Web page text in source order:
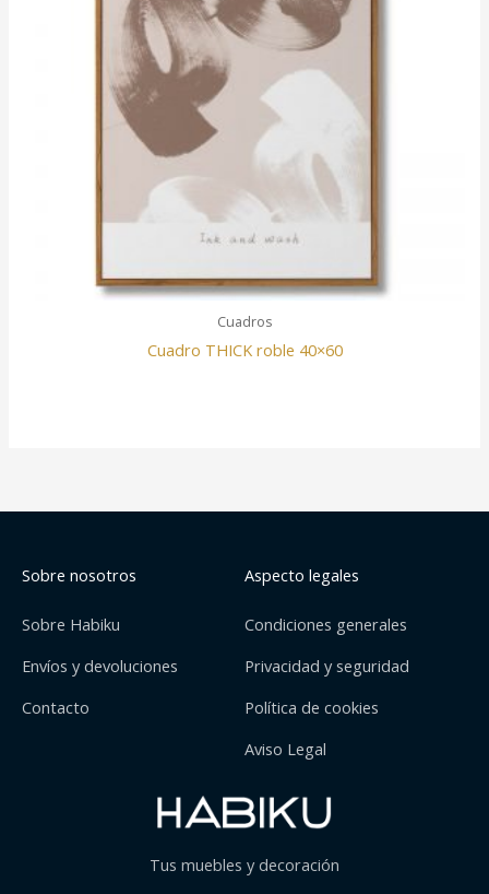
Cuadros
Cuadro THICK roble 40×60
Sobre nosotros
Sobre Habiku
Envíos y devoluciones
Contacto
Aspecto legales
Condiciones generales
Privacidad y seguridad
Política de cookies
Aviso Legal
Tus muebles y decoración